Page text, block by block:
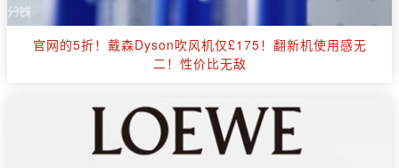
官网的5折！戴森Dyson吹风机仅£175！翻新机使用感无
二！性价比无敌